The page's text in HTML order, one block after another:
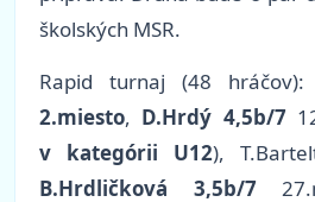
školských MSR.
Rapid turnaj (48 hráčov):
2.miesto, D.Hrdý 4,5b/7
v kategórii U12),
B.Hrdličková 3,5b/7